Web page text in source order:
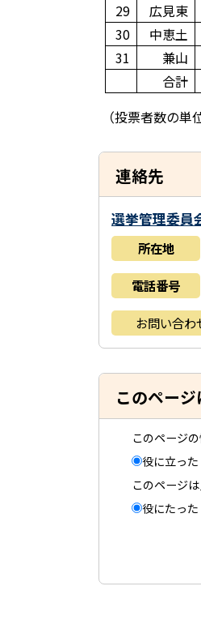
29
広見東
30
中恵土
31
兼山
合計
（投票者数の単
連絡先
選挙管理委員
所在地
電話番号
お問い合わ
このペー
このページ
役に立った
このページ
役にたった